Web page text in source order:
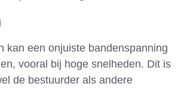
kan een onjuiste bandenspanning
vooral bij hoge snelheden. Dit is
de bestuurder als andere